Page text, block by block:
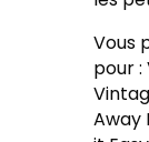
Vous
pour :
Away